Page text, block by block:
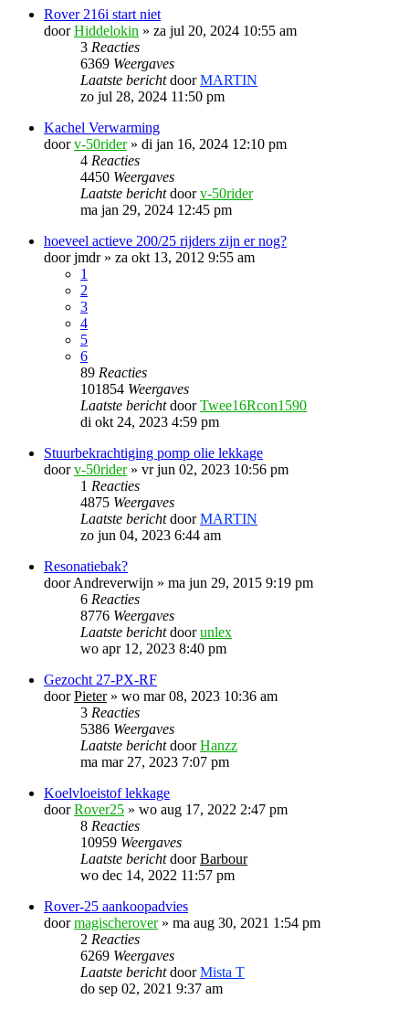
Rover 216i start niet
doorHiddelokin » za jul 20, 2024 10:55 am
3 Reacties
6369 Weergaves
Laatste berichtdoorMARTIN
zo jul 28, 2024 11:50 pm
Kachel Verwarming
doorv-50rider» di jan 16, 2024 12:10 pm
4 Reacties
4450 Weergaves
Laatste berichtdoorv-50rider
ma jan 29, 2024 12:45 pm
hoeveel actieve 200/25 rijders zijn er nog?
doorjmdr» za okt 13, 2012 9:55 am
1
2
3
4
5
6
89 Reacties
101854 Weergaves
Laatste berichtdoorTwee16Rcon1590
di okt 24, 2023 4:59 pm
Stuurbekrachtiging pomp olie lekkage
doorv-50rider» vr jun 02, 2023 10:56 pm
1 Reacties
4875 Weergaves
Laatste berichtdoorMARTIN
zo jun 04, 2023 6:44 am
Resonatiebak?
doorAndreverwijn » ma jun 29, 2015 9:19 pm
6 Reacties
8776 Weergaves
Laatste berichtdoorunlex
wo apr 12, 2023 8:40 pm
Gezocht 27-PX-RF
doorPieter» wo mar 08, 2023 10:36 am
3 Reacties
5386 Weergaves
Laatste berichtdoorHanzz
ma mar 27, 2023 7:07 pm
Koelvloeistof lekkage
doorRover25 » wo aug 17, 2022 2:47 pm
8 Reacties
10959 Weergaves
Laatste berichtdoorBarbour
wo dec 14, 2022 11:57 pm
Rover-25 aankoopadvies
doormagischerover» ma aug 30, 2021 1:54 pm
2 Reacties
6269 Weergaves
Laatste berichtdoorMista T
do sep 02, 2021 9:37 am